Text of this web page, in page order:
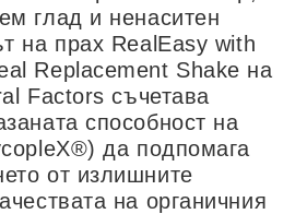
глад и ненаситен
на прах RealEasy with
Replacement Shake на
Factors съчетава
способност на
да подпомага
от излишните
на органичния